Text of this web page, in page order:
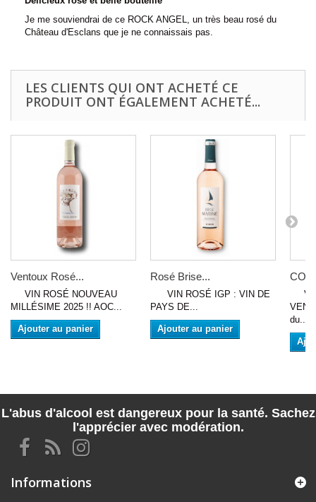
Je me souviendrai de ce ROCK ANGEL, un très beau rosé du
Château d'Esclans que je ne connaissais pas.
LES CLIENTS QUI ONT ACHETÉ CE
PRODUIT ONT ÉGALEMENT ACHETÉ...
Ventoux Rosé...
VIN ROSÉ NOUVEAU
MILLÉSIME 2025 !! AOC...
Ajouter au panier
Rosé Brise...
VIN ROSÉ IGP : VIN DE
PAYS DE...
Ajouter au panier
VIN
du...
L'abus d'alcool est dangereux pour la santé. Sachez
l'apprécier avec modération.
Informations